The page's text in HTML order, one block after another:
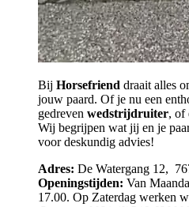
Bij Horsefriend draait alles
jouw paard. Of je nu een
gedreven wedstrijdruiter, of
Wij begrijpen wat jij en je
voor deskundig advies!
Adres: De Watergang 12,
Openingstijden: Van
17.00. Op Zaterdag werken